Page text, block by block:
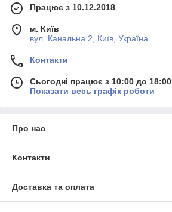
Працює з 10.12.2018
м. Київ
вул. Канальна 2, Київ, Україна
Контакти
Сьогодні працює з 10:00 до 18:00
Показати весь графік роботи
Про нас
Контакти
Доставка та оплата